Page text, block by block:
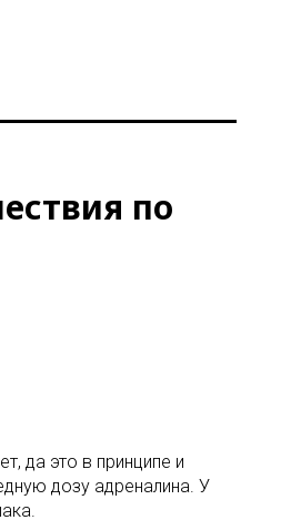
по
да это в принципе и
дозу адреналина. У